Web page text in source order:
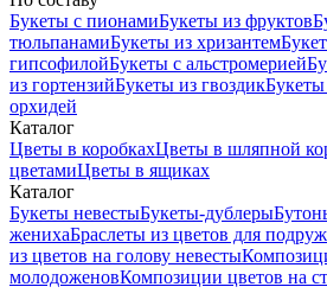
Букеты с пионамиБукеты из фруктов
тюльпанамиБукеты из хризантем
гипсофилойБукеты с альстромерией
из гортензийБукеты из гвоздик
орхидей
Каталог
Цветы в коробкахЦветы в шляпной
цветамиЦветы в ящиках
Каталог
Букеты невестыБукеты-дублеры
женихаБраслеты из цветов для
из цветов на голову невесты
молодоженовКомпозиции цветов на